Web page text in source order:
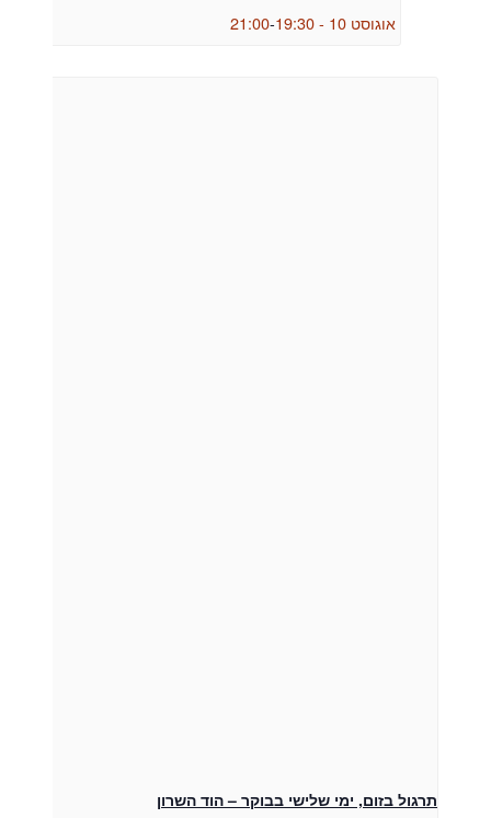
אוגוסט 10 - 19:30 -
21:00
תרגול בזום, ימי שלישי בבוקר – הוד השרון